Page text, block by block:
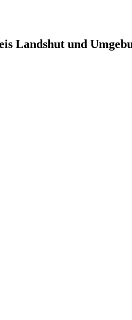
Landshut und